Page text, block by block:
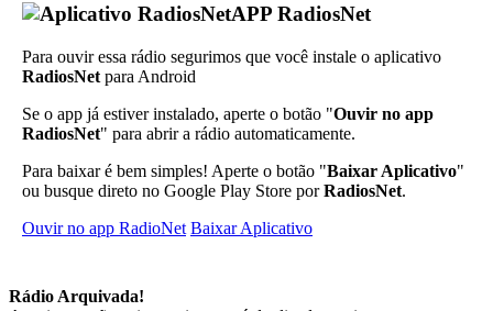
APP RadiosNet
Para ouvir essa rádio segurimos que você instale o aplicativo
RadiosNet para Android
Se o app já estiver instalado, aperte o botão "Ouvir no app
RadiosNet" para abrir a rádio automaticamente.
Para baixar é bem simples! Aperte o botão "Baixar Aplicativo"
ou busque direto no Google Play Store porRadiosNet.
Ouvir no app RadioNet Baixar Aplicativo
Rádio Arquivada!